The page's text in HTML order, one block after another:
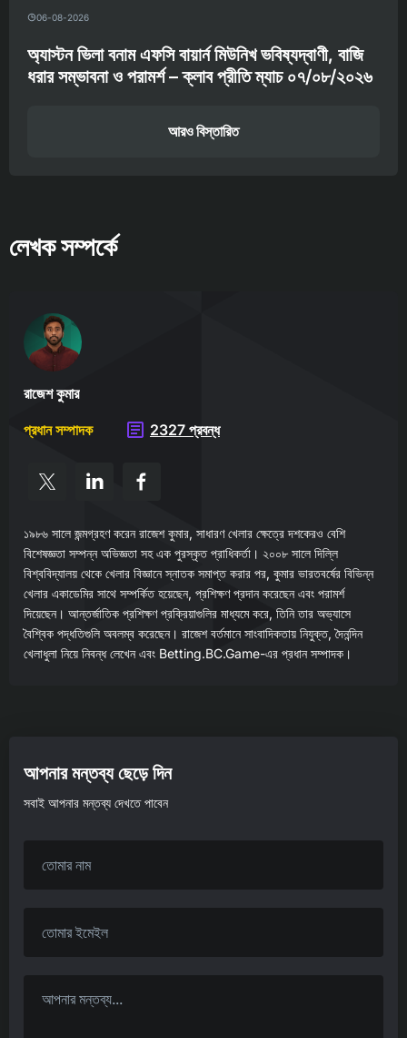
06-08-2026
অ্যাস্টন ভিলা বনাম এফসি বায়ার্ন মিউনিখ ভবিষ্যদ্বাণী, বাজি
ধরার সম্ভাবনা ও পরামর্শ – ক্লাব প্রীতি ম্যাচ ০৭/০৮/২০২৬
আরও বিস্তারিত
লেখক সম্পর্কে
রাজেশ কুমার
প্রধান সম্পাদক
2327 প্রবন্ধ
১৯৮৬ সালে জন্মগ্রহণ করেন রাজেশ কুমার, সাধারণ খেলার ক্ষেত্রে দশকেরও বেশি
বিশেষজ্ঞতা সম্পন্ন অভিজ্ঞতা সহ এক পুরস্কৃত প্রাধিকর্তা। ২০০৮ সালে দিল্লি
বিশ্ববিদ্যালয় থেকে খেলার বিজ্ঞানে স্নাতক সমাপ্ত করার পর, কুমার ভারতবর্ষের বিভিন্ন
খেলার একাডেমির সাথে সম্পর্কিত হয়েছেন, প্রশিক্ষণ প্রদান করেছেন এবং পরামর্শ
দিয়েছেন। আন্তর্জাতিক প্রশিক্ষণ প্রক্রিয়াগুলির মাধ্যমে করে, তিনি তার অভ্যাসে
বৈশ্বিক পদ্ধতিগুলি অবলম্ব করেছেন। রাজেশ বর্তমানে সাংবাদিকতায় নিযুক্ত, দৈনন্দিন
খেলাধুলা নিয়ে নিবন্ধ লেখেন এবং Betting.BC.Game-এর প্রধান সম্পাদক।
আপনার মন্তব্য ছেড়ে দিন
সবাই আপনার মন্তব্য দেখতে পাবেন